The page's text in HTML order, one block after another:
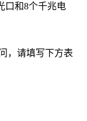
口和8个千兆电
，请填写下方表